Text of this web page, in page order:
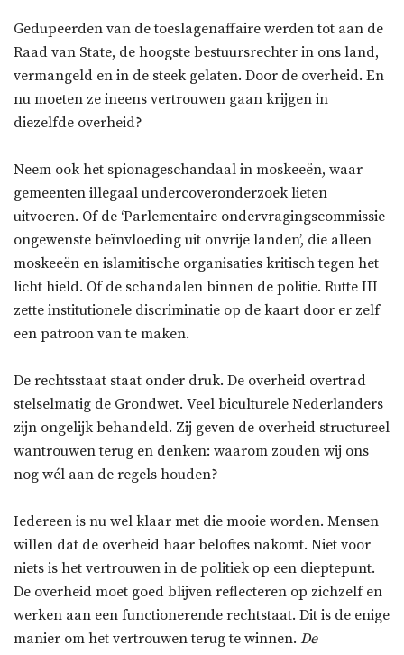
Gedupeerden van de toeslagenaffaire werden tot aan de
Raad van State, de hoogste bestuursrechter in ons land,
vermangeld en in de steek gelaten. Door de overheid. En
nu moeten ze ineens vertrouwen gaan krijgen in
diezelfde overheid?
Neem ook het spionageschandaal in moskeeën, waar
gemeenten illegaal undercoveronderzoek lieten
uitvoeren. Of de ‘Parlementaire ondervragingscommissie
ongewenste beïnvloeding uit onvrije landen’, die alleen
moskeeën en islamitische organisaties kritisch tegen het
licht hield. Of de schandalen binnen de politie. Rutte III
zette institutionele discriminatie op de kaart door er zelf
een patroon van te maken.
De rechtsstaat staat onder druk. De overheid overtrad
stelselmatig de Grondwet. Veel biculturele Nederlanders
zijn ongelijk behandeld. Zij geven de overheid structureel
wantrouwen terug en denken: waarom zouden wij ons
nog wél aan de regels houden?
Iedereen is nu wel klaar met die mooie worden. Mensen
willen dat de overheid haar beloftes nakomt. Niet voor
niets is het vertrouwen in de politiek op een dieptepunt.
De overheid moet goed blijven reflecteren op zichzelf en
werken aan een functionerende rechtstaat. Dit is de enige
manier om het vertrouwen terug te winnen. De